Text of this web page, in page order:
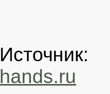
hands.ru